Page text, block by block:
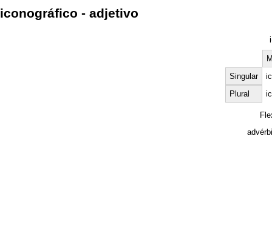
iconográfico - adjetivo
i
Singular
Plural